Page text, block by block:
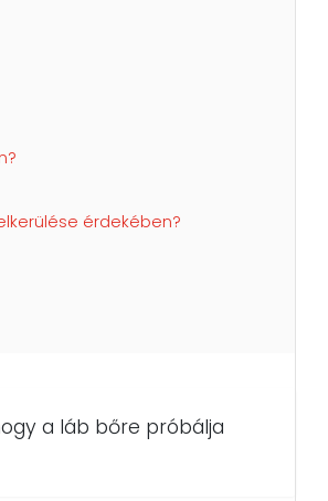
érdekében?
a láb bőre próbálja